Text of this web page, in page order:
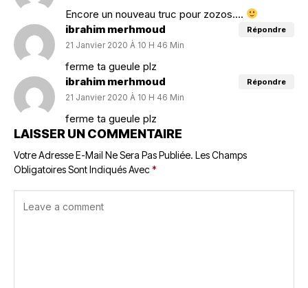
Encore un nouveau truc pour zozos….
ibrahim merhmoud
21 Janvier 2020 À 10 H 46 Min
ferme ta gueule plz
Répondre
ibrahim merhmoud
21 Janvier 2020 À 10 H 46 Min
ferme ta gueule plz
Répondre
LAISSER UN COMMENTAIRE
Votre Adresse E-Mail Ne Sera Pas Publiée. Les Champs
Obligatoires Sont Indiqués Avec*